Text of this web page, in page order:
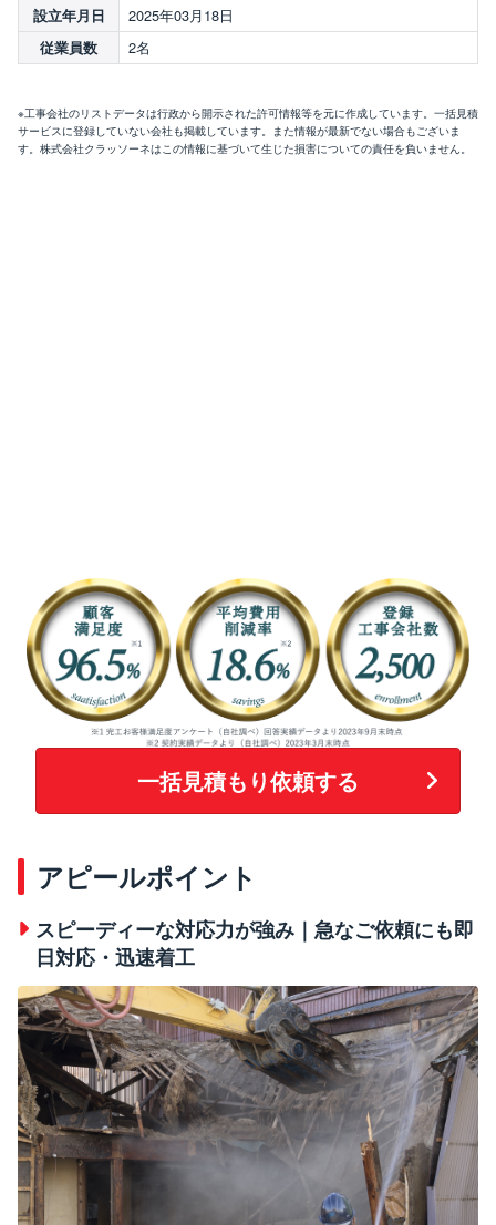
設立年月日 2025年03月18日
従業員数 2名
※工事会社のリストデータは行政から開示された許可情報等を元に作成しています。一括見積
サービスに登録していない会社も掲載しています。また情報が最新でない場合もございま
す。株式会社クラッソーネはこの情報に基づいて生じた損害についての責任を負いません。
一括見積もり依頼する
アピールポイント
スピーディーな対応力が強み｜急なご依頼にも即
日対応・迅速着工